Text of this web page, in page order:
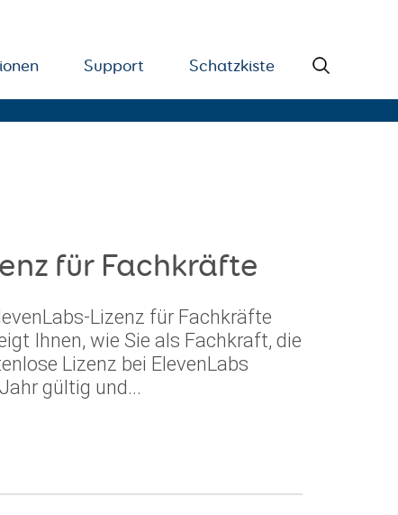
Support Schatzkiste
für Fachkräfte
Lizenz für Fachkräfte
Ihnen, wie Sie als Fachkraft, die
Lizenz bei ElevenLabs
gültig und...